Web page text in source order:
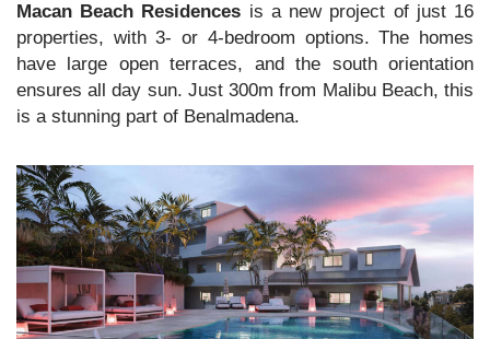
Macan Beach Residences is a new project of just 16
properties, with 3- or 4-bedroom options. The homes
have large open terraces, and the south orientation
ensures all day sun. Just 300m from Malibu Beach, this
is a stunning part of Benalmadena.